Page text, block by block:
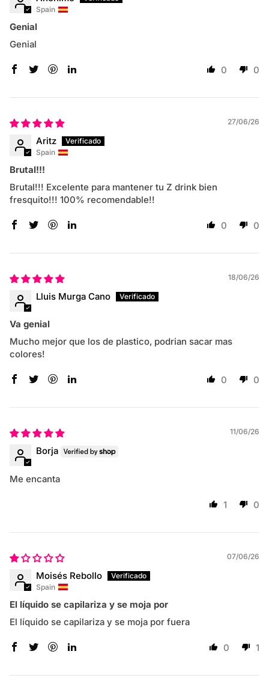
Spain
Genial
Genial
0 0
27/06/26
Aritz
Spain
Brutal!!!
Brutal!!! Excelente para mantener tu Z drink bien
fresquito!!! 100% recomendable!!
0 0
18/06/26
Lluis Murga Cano
Va genial
Mucho mejor que los de plastico, podrian sacar mas
colores!
0 0
11/06/26
Borja
Me encanta
1 0
07/06/26
Moisés Rebollo
Spain
El líquido se capilariza y se moja por
El líquido se capilariza y se moja por fuera
0 1